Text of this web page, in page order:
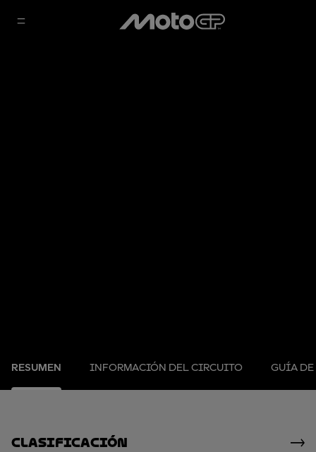
RESUMEN INFORMACIÓN DEL CIRCUITO GUÍA
clasificación